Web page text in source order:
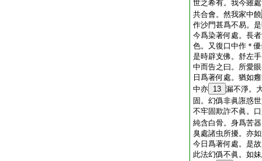
世之希有。我今雖
共合會。然我家中饒
作沙門甚爲不易。
今爲染著何處。長
色。又復口中作＊
是時辟支佛。舒左
中而告之曰。所愛
日爲著何處。猶如
中亦 13 漏不淨。
固。幻僞非眞誑惑
不牢固欺詐不眞。
純含白骨。身爲苦
臭處諸虫所擾。亦
今日爲著何處。是
此法幻僞不眞。如